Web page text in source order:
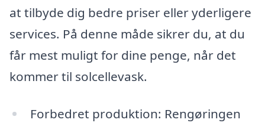
at tilbyde dig bedre priser eller yderligere
services. På denne måde sikrer du, at du
får mest muligt for dine penge, når det
kommer til solcellevask.
Forbedret produktion: Rengøringen